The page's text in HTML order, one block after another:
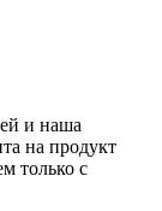
и наша
на продукт
только с